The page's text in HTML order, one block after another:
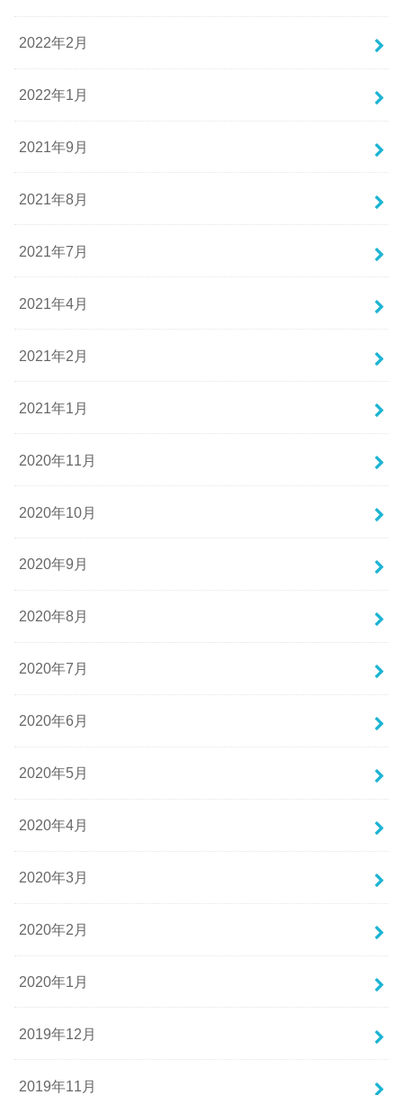
2022年2月
2022年1月
2021年9月
2021年8月
2021年7月
2021年4月
2021年2月
2021年1月
2020年11月
2020年10月
2020年9月
2020年8月
2020年7月
2020年6月
2020年5月
2020年4月
2020年3月
2020年2月
2020年1月
2019年12月
2019年11月